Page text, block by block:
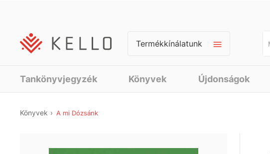
Termékkínálatunk
Tankönyvjegyzék Könyvek Újdonságok
Könyvek A mi Dózsánk